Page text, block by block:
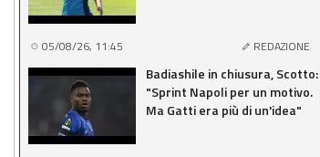
05/08/26, 11:45 REDAZIONE
Badiashile in chiusura, Scotto:
"Sprint Napoli per un motivo.
Ma Gatti era più di un'idea"